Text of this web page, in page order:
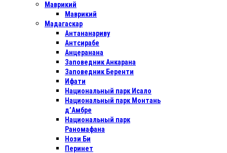
Маврикий
Маврикий
Мадагаскар
Антананариву
Антсирабе
Анцеранана
Заповедник Анкарана
Заповедник Беренти
Ифати
Национальный парк Исало
Национальный парк Монтань
д’Амбре
Национальный парк
Раномафана
Нози Би
Перинет